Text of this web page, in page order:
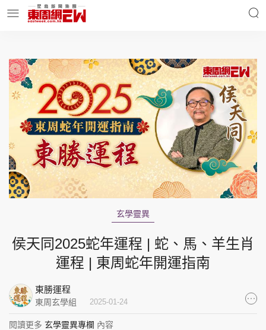
明星名人 時事財經
東周Ladies 優享生活
東周食玩通 會員活動
集團旗下品牌
玄學靈異
侯天同2025蛇年運程 | 蛇、馬、羊生肖
運程 | 東周蛇年開運指南
東勝運程
東周玄學組 2025-01-24
閱讀更多 玄學靈異專欄 內容